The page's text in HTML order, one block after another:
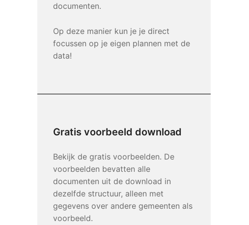
documenten.
Op deze manier kun je je direct
focussen op je eigen plannen met de
data!
Gratis voorbeeld download
Bekijk de gratis voorbeelden. De
voorbeelden bevatten alle
documenten uit de download in
dezelfde structuur, alleen met
gegevens over andere gemeenten als
voorbeeld.